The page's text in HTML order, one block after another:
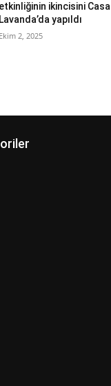
etkinliğinin ikincisini Casa
Lavanda’da yapıldı
Ekim 2, 2025